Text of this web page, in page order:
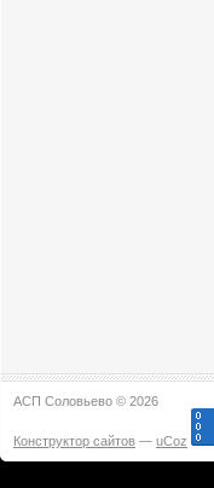
АСП Соловьево © 2026
Конструктор сайтов — uCoz